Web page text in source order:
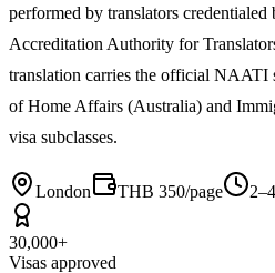
performed by translators
Accreditation Authority for
translation carries the official NAATI
of Home Affairs (Australia) and
visa subclasses.
London THB 350/page
30,000+
Visas approved